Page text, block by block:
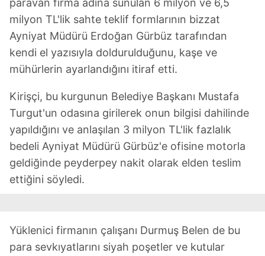
hazırlanmış Aydınlatma Metnimizi okumak ve sitemizde
ilgili mevzuata uygun olarak kullanılan çerezlerle ilgili bilgi
almak için lütfentıklayınız.
paravan firma adına sunulan 6 milyon ve 6,5
milyon TL'lik sahte teklif formlarının bizzat
Ayniyat Müdürü Erdoğan Gürbüz tarafından
kendi el yazısıyla doldurulduğunu, kaşe ve
mühürlerin ayarlandığını itiraf etti.
Kirişçi, bu kurgunun Belediye Başkanı Mustafa
Turgut'un odasına girilerek onun bilgisi dahilinde
yapıldığını ve anlaşılan 3 milyon TL'lik fazlalık
bedeli Ayniyat Müdürü Gürbüz'e ofisine motorla
geldiğinde peyderpey nakit olarak elden teslim
ettiğini söyledi.
Yüklenici firmanın çalışanı Durmuş Belen de bu
para sevkıyatlarını siyah poşetler ve kutular